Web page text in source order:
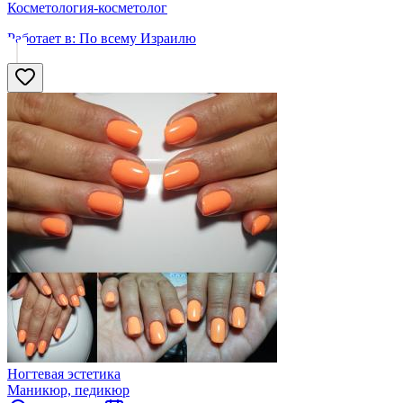
Косметология-косметолог
Работает в: По всему Израилю
Ногтевая эстетика
Маникюр, педикюр